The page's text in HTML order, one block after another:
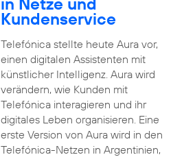
Kundenservice
Telefónica stellte heute Aura vor,
einen digitalen Assistenten mit
künstlicher Intelligenz. Aura wird
verändern, wie Kunden mit
Telefónica interagieren und ihr
digitales Leben organisieren. Eine
erste Version von Aura wird in den
Telefónica-Netzen in Argentinien,